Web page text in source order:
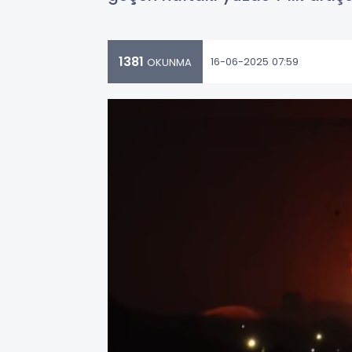
1381 OKUNMA 16-06-2025 07:59